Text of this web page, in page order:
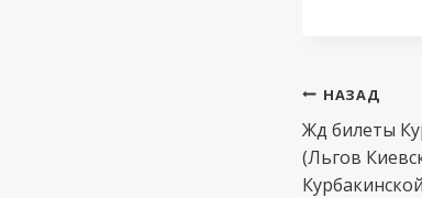
Навигация
по
записям
НАЗАД
Жд билеты
(Льгов